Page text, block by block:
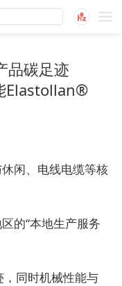
品碳足迹
Elastollan®
闲、电线电缆等核
的“本地生产服务
同时机械性能与